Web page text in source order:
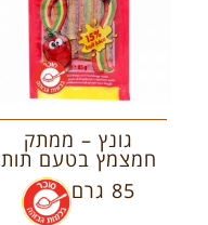
גונץ – ממתק
חמצמץ בטעם תות
85 גרם
.